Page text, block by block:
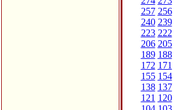
257 256
240 239
223 222
206 205
189 188
172 171
155 154
138 137
121 120